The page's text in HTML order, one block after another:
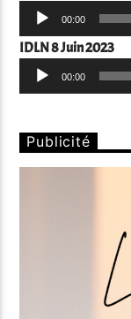
Lecteur00:00
IDLN 8 Juin 2023
Lecteur00:00
Publicité